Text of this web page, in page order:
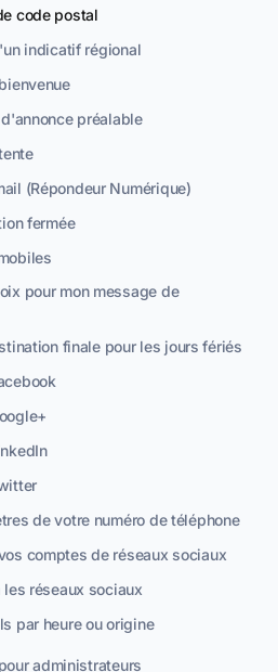
code postal
indicatif régional
préalable
(Répondeur Numérique)
fermée
pour mon message de
finale pour les jours fériés
de votre numéro de téléphone
comptes de réseaux sociaux
réseaux sociaux
par heure ou origine
administrateurs